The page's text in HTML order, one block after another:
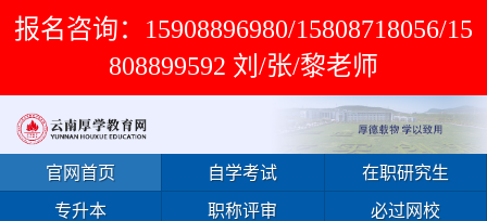
报名咨询：15908896980/15808718056/15
808899592 刘/张/黎老师
官网首页 自学考试 在职研究生
专升本 职称评审 必过网校